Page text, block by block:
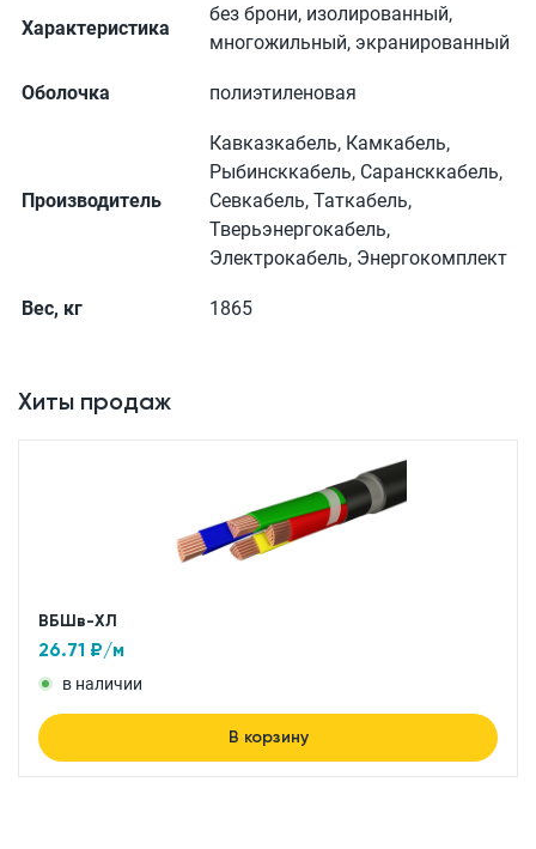
Характеристика
без брони, изолированный,
многожильный, экранированный
Оболочка полиэтиленовая
Производитель
Кавказкабель, Камкабель,
Рыбинсккабель, Сарансккабель,
Севкабель, Таткабель,
Тверьэнергокабель,
Электрокабель, Энергокомплект
Вес, кг 1865
Хиты продаж
ВБШв-ХЛ
26.71 ₽/м
в наличии
В корзину